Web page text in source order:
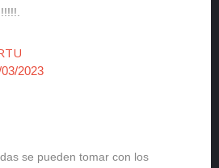
2023
se pueden tomar con los